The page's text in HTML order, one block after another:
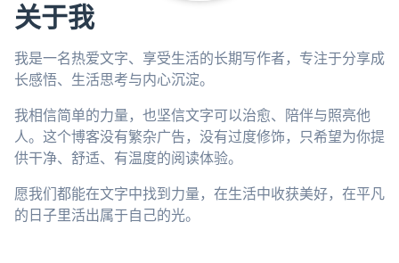
关于我
我是一名热爱文字、享受生活的长期写作者，专注于分享成
长感悟、生活思考与内心沉淀。
我相信简单的力量，也坚信文字可以治愈、陪伴与照亮他
人。这个博客没有繁杂广告，没有过度修饰，只希望为你提
供干净、舒适、有温度的阅读体验。
愿我们都能在文字中找到力量，在生活中收获美好，在平凡
的日子里活出属于自己的光。